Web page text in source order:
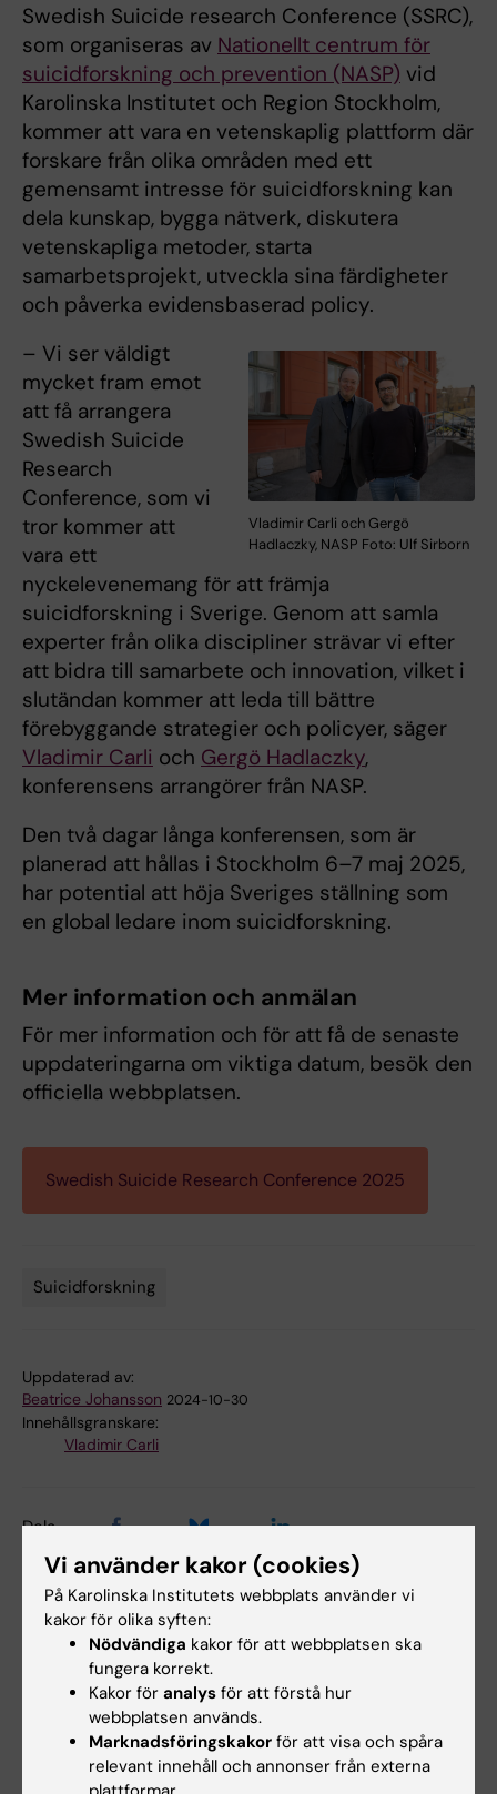
Swedish Suicide research Conference (SSRC),
som organiseras av Nationellt centrum för
suicidforskning och prevention (NASP) vid
Karolinska Institutet och Region Stockholm,
kommer att vara en vetenskaplig plattform där
forskare från olika områden med ett
gemensamt intresse för suicidforskning kan
dela kunskap, bygga nätverk, diskutera
vetenskapliga metoder, starta
samarbetsprojekt, utveckla sina färdigheter
och påverka evidensbaserad policy.
Vladimir Carli och Gergö
Hadlaczky, NASP Foto: Ulf Sirborn
– Vi ser väldigt
mycket fram emot
att få arrangera
Swedish Suicide
Research
Conference, som vi
tror kommer att
vara ett
nyckelevenemang för att främja
suicidforskning i Sverige. Genom att samla
experter från olika discipliner strävar vi efter
att bidra till samarbete och innovation, vilket i
slutändan kommer att leda till bättre
förebyggande strategier och policyer, säger
Vladimir Carli och Gergö Hadlaczky,
konferensens arrangörer från NASP.
Den två dagar långa konferensen, som är
planerad att hållas i Stockholm 6–7 maj 2025,
har potential att höja Sveriges ställning som
en global ledare inom suicidforskning.
Mer information och anmälan
För mer information och för att få de senaste
uppdateringarna om viktiga datum, besök den
officiella webbplatsen.
Swedish Suicide Research Conference 2025
Suicidforskning
Uppdaterad av:
Beatrice Johansson 2024-10-30
Innehållsgranskare:
Vladimir Carli
Dela
Relaterade artiklar
Vi använder kakor (cookies)
På Karolinska Institutets webbplats använder vi
kakor för olika syften:
Nödvändiga kakor för att webbplatsen ska
fungera korrekt.
Kakor för analys för att förstå hur
webbplatsen används.
Marknadsföringskakor för att visa och spåra
relevant innehåll och annonser från externa